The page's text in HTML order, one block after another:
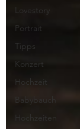
Lovestory
Portrait
Tipps
Konzert
Hochzeit
Babybauch
Hochzeiten